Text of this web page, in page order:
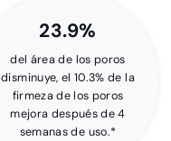
23.9%
del área de los poros
disminuye, el 10.3% de la
firmeza de los poros
mejora después de 4
semanas de uso.*